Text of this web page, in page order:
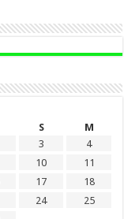
S
M
3
4
10
11
17
18
24
25